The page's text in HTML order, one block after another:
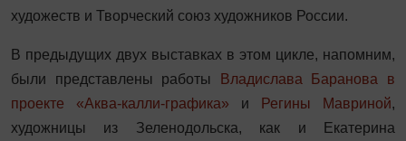
художеств и Творческий союз художников России.
В предыдущих двух выставках в этом цикле, напомним,
были представлены работы Владислава Баранова в
проекте «Аква-калли-графика» и Регины Мавриной,
художницы из Зеленодольска, как и Екатерина